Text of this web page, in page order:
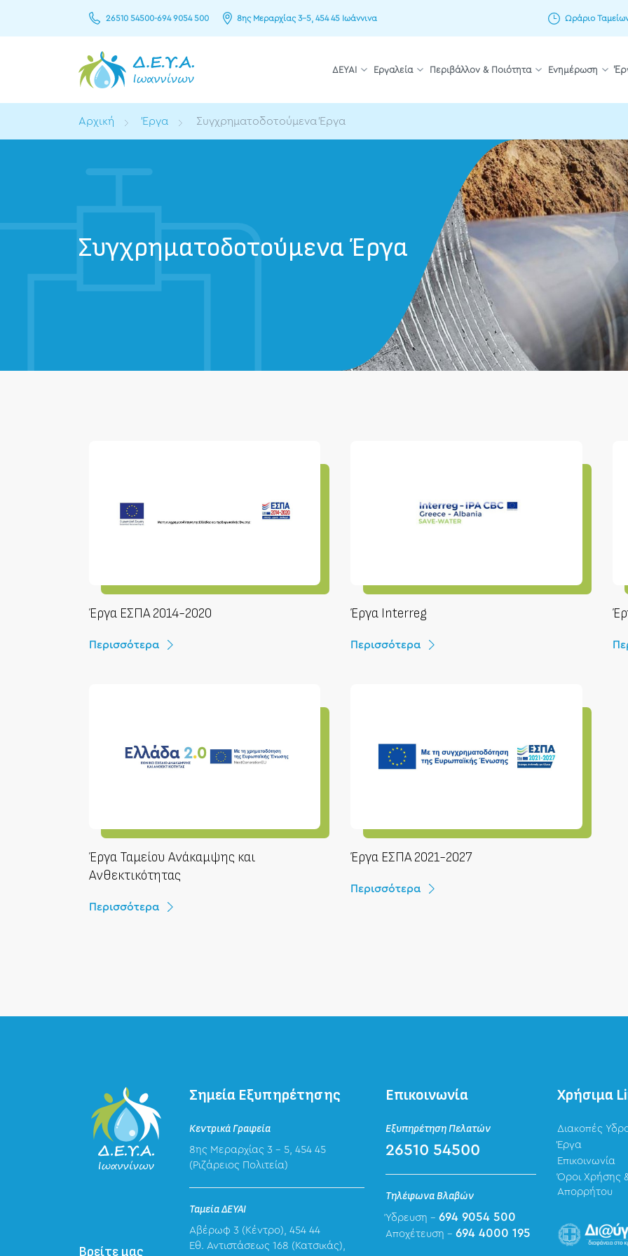
26510 54500-694 9054 500 8ης Μεραρχίας 3–5, 454 45 Ιωάννινα Ωράριο
ΔΕΥΑΙ Εργαλεία Περιβάλλον & Ποιότητα Ενημέρωση
Αρχική Έργα Συγχρηματοδοτούμενα Έργα
Συγχρηματοδοτούμενα Έργα
Έργα ΕΣΠΑ 2014-2020
Περισσότερα
Έργα Interreg
Περισσότερα
Έργα Ταμείου Ανάκαμψης και
Ανθεκτικότητας
Περισσότερα
Έργα ΕΣΠΑ 2021-2027
Περισσότερα
Βρείτε μας
Σημεία Εξυπηρέτησης
Κεντρικά Γραφεία
8ης Μεραρχίας 3 – 5, 454 45
(Ριζάρειος Πολιτεία)
Ταμεία ΔΕΥΑΙ
Αβέρωφ 3 (Κέντρο), 454 44
Eθ. Αντιστάσεως 168 (Κατσικάς),
Επικοινωνία
Εξυπηρέτηση Πελατών
26510 54500
Τηλέφωνα Βλαβών
Ύδρευση -694 9054 500
Αποχέτευση -694 4000 195
Χρήσιμα
Διακοπές
Έργα
Επικοινωνία
Όροι Χρήσης
Απορρήτου